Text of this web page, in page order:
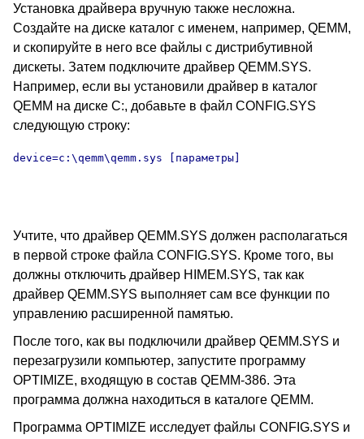
Установка драйвера вручную также несложна.
Создайте на диске каталог с именем, например, QEMM,
и скопируйте в него все файлы с дистрибутивной
дискеты. Затем подключите драйвер QEMM.SYS.
Например, если вы установили драйвер в каталог
QEMM на диске C:, добавьте в файл CONFIG.SYS
следующую строку:
device=c:\qemm\qemm.sys [параметры]
Учтите, что драйвер QEMM.SYS должен располагаться
в первой строке файла CONFIG.SYS. Кроме того, вы
должны отключить драйвер HIMEM.SYS, так как
драйвер QEMM.SYS выполняет сам все функции по
управлению расширенной памятью.
После того, как вы подключили драйвер QEMM.SYS и
перезагрузили компьютер, запустите программу
OPTIMIZE, входящую в состав QEMM-386. Эта
программа должна находиться в каталоге QEMM.
Программа OPTIMIZE исследует файлы CONFIG.SYS и